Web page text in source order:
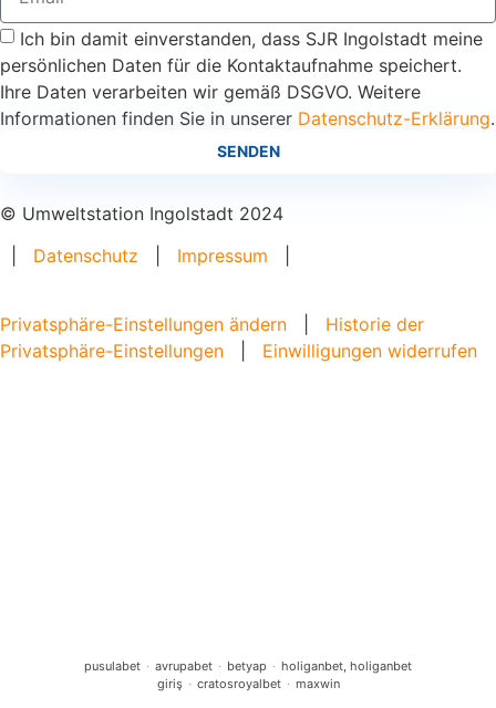
Ich bin damit einverstanden, dass SJR Ingolstadt meine
persönlichen Daten für die Kontaktaufnahme speichert.
Ihre Daten verarbeiten wir gemäß DSGVO. Weitere
Informationen finden Sie in unserer Datenschutz-Erklärung.
SENDEN
© Umweltstation Ingolstadt 2024
Datenschutz Impressum
Privatsphäre-Einstellungen ändern
Historie der
Privatsphäre-Einstellungen
Einwilligungen widerrufen
pusulabet · avrupabet · betyap · holiganbet, holiganbet
giriş · cratosroyalbet · maxwin